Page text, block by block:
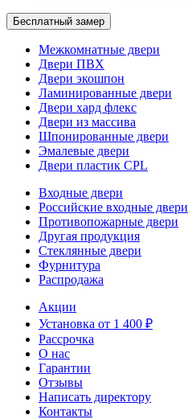
Бесплатный замер
Межкомнатные двери
Двери ПВХ
Двери экошпон
Ламинированные двери
Двери хард флекс
Двери из массива
Шпонированные двери
Эмалевые двери
Двери пластик CPL
Входные двери
Российские входные двери
Противопожарные двери
Другая продукция
Стеклянные двери
Фурнитура
Распродажа
Акции
Установка от 1 400 ₽
Рассрочка
О нас
Гарантии
Отзывы
Написать директору
Контакты